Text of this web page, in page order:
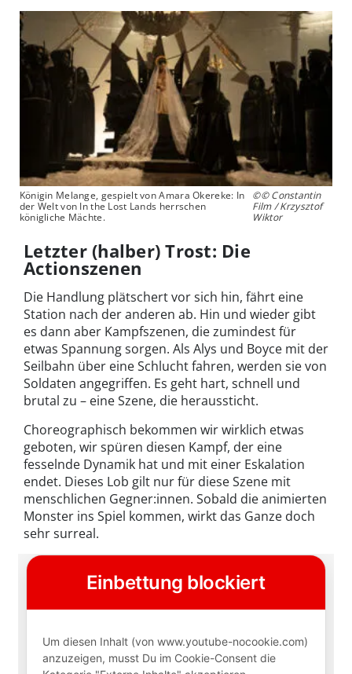
Königin Melange, gespielt von Amara Okereke: In
der Welt von In the Lost Lands herrschen
königliche Mächte.
©© Constantin
Film / Krzysztof
Wiktor
Letzter (halber) Trost: Die
Actionszenen
Die Handlung plätschert vor sich hin, fährt eine
Station nach der anderen ab. Hin und wieder gibt
es dann aber Kampfszenen, die zumindest für
etwas Spannung sorgen. Als Alys und Boyce mit der
Seilbahn über eine Schlucht fahren, werden sie von
Soldaten angegriffen. Es geht hart, schnell und
brutal zu – eine Szene, die heraussticht.
Choreographisch bekommen wir wirklich etwas
geboten, wir spüren diesen Kampf, der eine
fesselnde Dynamik hat und mit einer Eskalation
endet. Dieses Lob gilt nur für diese Szene mit
menschlichen Gegner:innen. Sobald die animierten
Monster ins Spiel kommen, wirkt das Ganze doch
sehr surreal.